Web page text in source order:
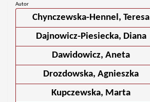
Autor
Chynczewska-Hennel, Teresa
Dajnowicz-Piesiecka, Diana
Dawidowicz, Aneta
Drozdowska, Agnieszka
Kupczewska, Marta